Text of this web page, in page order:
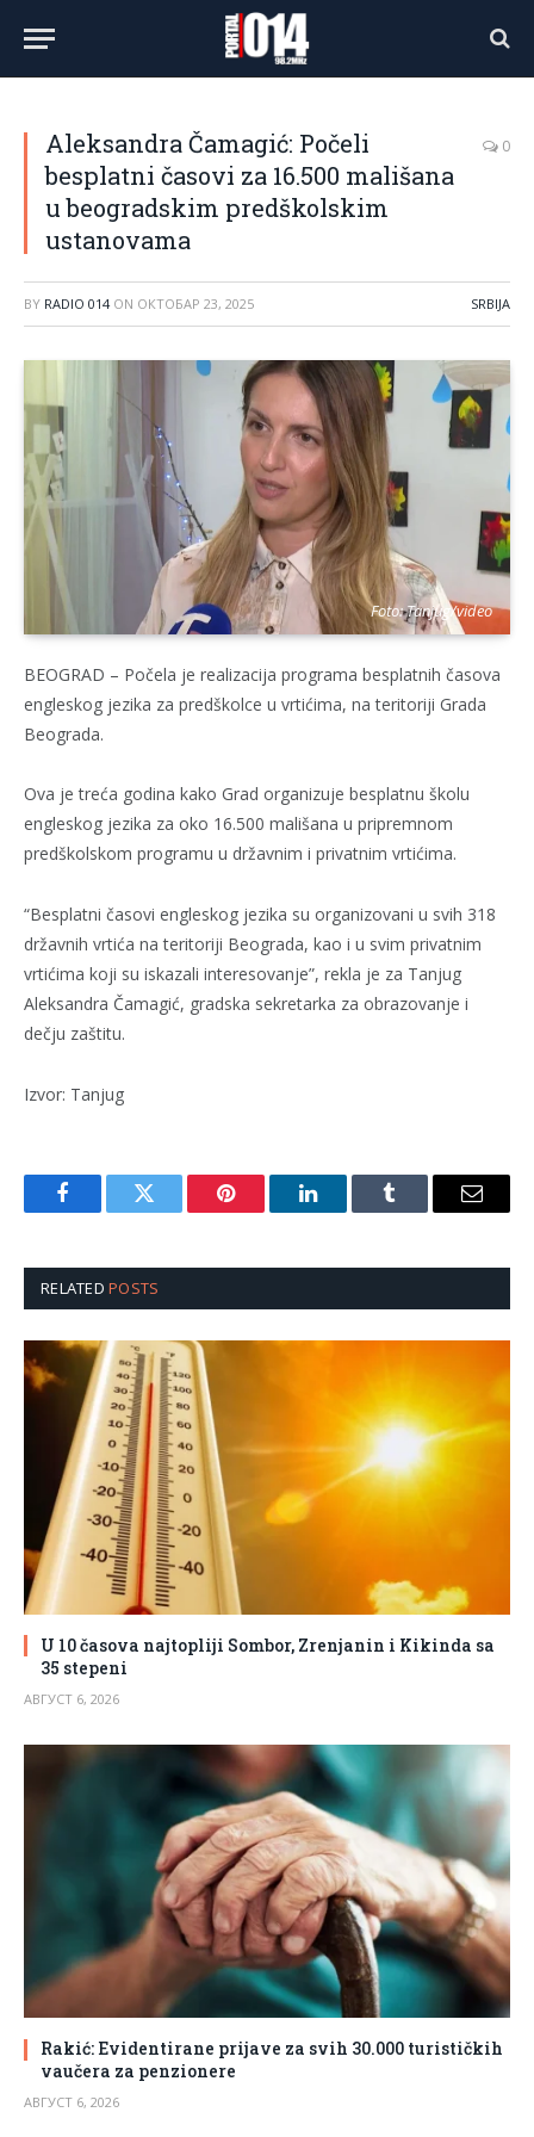
Aleksandra Čamagić: Počeli
besplatni časovi za 16.500 mališana
u beogradskim predškolskim
ustanovama
0
BY RADIO 014 ON ОКТОБАР 23, 2025 SRBIJA
Foto: Tanjug/video
BEOGRAD – Počela je realizacija programa besplatnih časova
engleskog jezika za predškolce u vrtićima, na teritoriji Grada
Beograda.
Ova je treća godina kako Grad organizuje besplatnu školu
engleskog jezika za oko 16.500 mališana u pripremnom
predškolskom programu u državnim i privatnim vrtićima.
“Besplatni časovi engleskog jezika su organizovani u svih 318
državnih vrtića na teritoriji Beograda, kao i u svim privatnim
vrtićima koji su iskazali interesovanje”, rekla je za Tanjug
Aleksandra Čamagić, gradska sekretarka za obrazovanje i
dečju zaštitu.
Izvor: Tanjug
FacebookTwitter Pinterest LinkedInTumblr Email
RELATEDPOSTS
U 10 časova najtopliji Sombor, Zrenjanin i Kikinda sa
35 stepeni
АВГУСТ 6, 2026
Rakić: Evidentirane prijave za svih 30.000 turističkih
vaučera za penzionere
АВГУСТ 6, 2026